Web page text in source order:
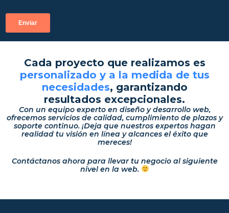
Cada proyecto que realizamos es
personalizado y a la medida de tus
necesidades, garantizando
resultados excepcionales.
Con un equipo experto en diseño y desarrollo web,
ofrecemos servicios de calidad, cumplimiento de plazos y
soporte continuo. ¡Deja que nuestros expertos hagan
realidad tu visión en línea y alcances el éxito que
mereces!
Contáctanos ahora para llevar tu negocio al siguiente
nivel en la web.